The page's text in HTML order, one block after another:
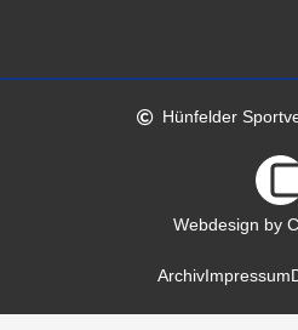
Hünfelder
Webdesign by
ArchivImpressum